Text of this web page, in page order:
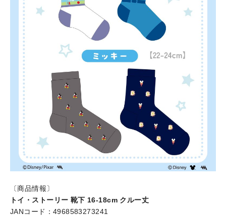
〔商品情報〕
トイ・ストーリー 靴下 16-18cm クルー丈
JANコード：4968583273241